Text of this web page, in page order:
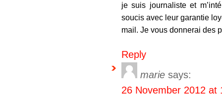
je suis journaliste et
soucis avec leur garantie
mail. Je vous donnerai des
Reply
marie says:
26 November 2012 at